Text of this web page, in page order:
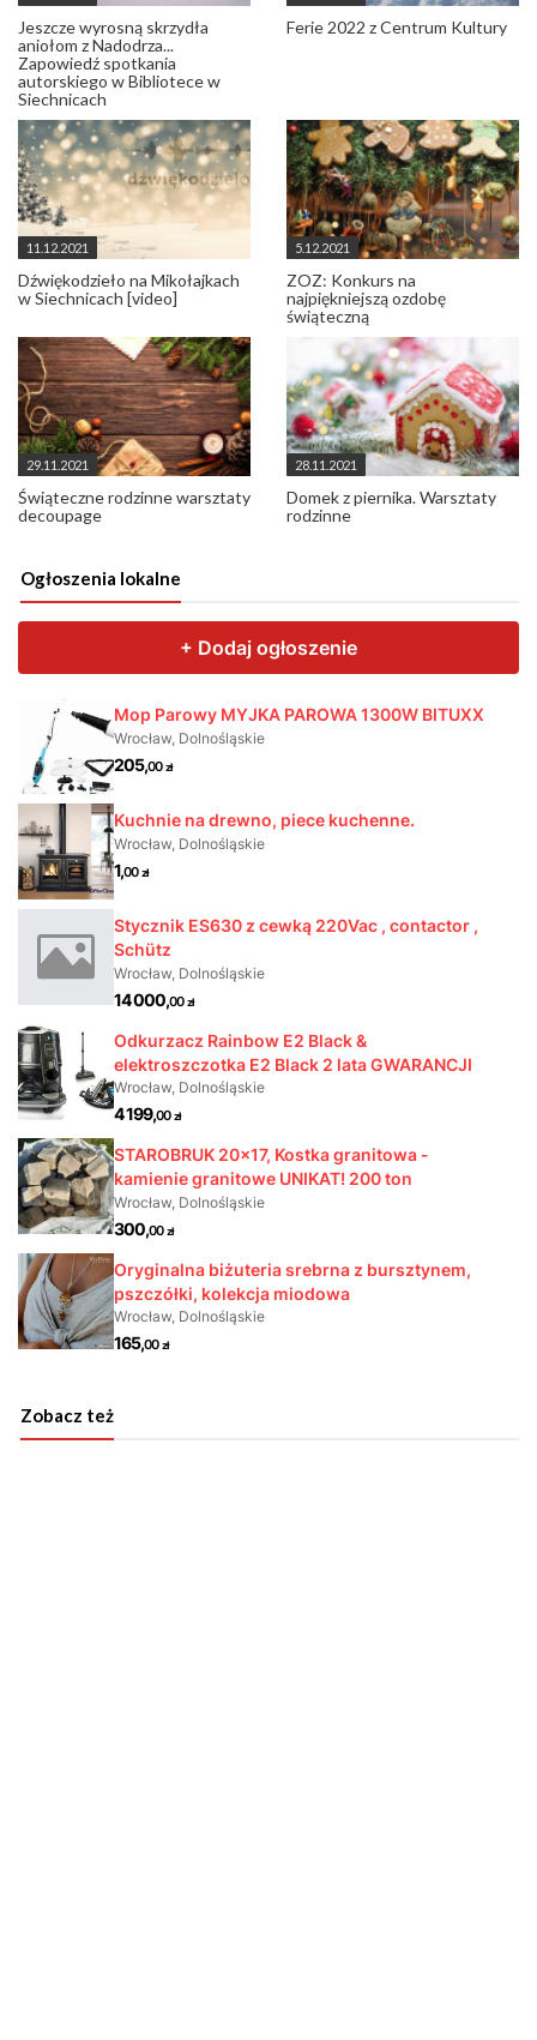
Jeszcze wyrosną skrzydła
aniołom z Nadodrza...
Zapowiedź spotkania
autorskiego w Bibliotece w
Siechnicach
Ferie 2022 z Centrum Kultury
11.12.2021
Dźwiękodzieło na Mikołajkach
w Siechnicach [video]
5.12.2021
ZOZ: Konkurs na
najpiękniejszą ozdobę
świąteczną
29.11.2021
Świąteczne rodzinne warsztaty
decoupage
28.11.2021
Domek z piernika. Warsztaty
rodzinne
Ogłoszenia lokalne
Zobacz też